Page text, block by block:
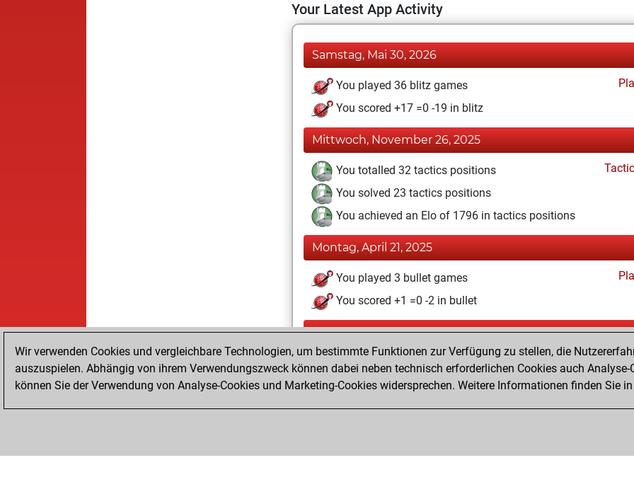
Your Latest App Activity
Samstag, Mai 30, 2026
You played 36 blitz games
You scored +17 =0 -19 in blitz
Mittwoch, November 26, 2025
You totalled 32 tactics positions
You solved 23 tactics positions
You achieved an Elo of 1796 in tactics positions
Montag, April 21, 2025
You played 3 bullet games
You scored +1 =0 -2 in bullet
Freitag, Januar 17, 2025
You played 2 slow games
You scored +0 =0 -2 in slow games
Wir verwenden Cookies und vergleichbare Technologien, um bestimmte Funktionen zur Verfügung zu stellen, die
auszuspielen. Abhängig von ihrem Verwendungszweck können dabei neben technisch erforderlichen Cookies auch
können Sie der Verwendung von Analyse-Cookies und Marketing-Cookies widersprechen. Weitere Informationen finden Sie